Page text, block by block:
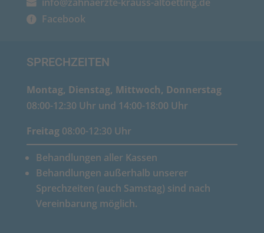
Facebook
SPRECHZEITEN
Montag, Dienstag, Mittwoch, Donnerstag
08:00-12:30 Uhr und 14:00-18:00 Uhr
Freitag 08:00-12:30 Uhr
Behandlungen aller Kassen
Behandlungen außerhalb unserer
Sprechzeiten (auch Samstag) sind nach
Vereinbarung möglich.